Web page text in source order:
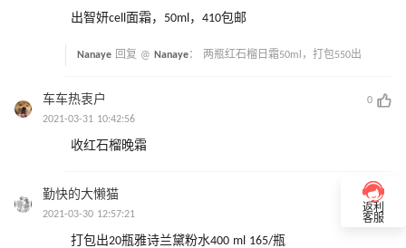
出智妍cell面霜，50ml，410包邮
Nanaye 回复 @ Nanaye： 两瓶红石榴日霜50ml，打包550出
车车热衷户
0
2021-03-31 10:42:56
收红石榴晚霜
勤快的大懒猫
0
2021-03-30 12:57:21
打包出20瓶雅诗兰黛粉水400 ml 165/瓶
返利
客服